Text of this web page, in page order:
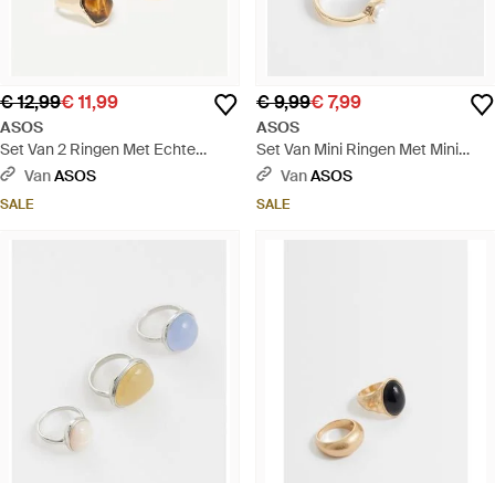
€ 12,99€ 11,99
ASOS
Set Van 2 Ringen Met Echte
Halfedelstenen Tijgeroogsteen -
VanASOS
SALE
€ 9,99€ 7,99
ASOS
Set Van Mini Ringen Met Mini
Imitatieparels - Wit
VanASOS
SALE